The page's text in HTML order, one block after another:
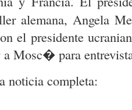
alemana, Angela
el presidente
Mosc� para
noticia completa: